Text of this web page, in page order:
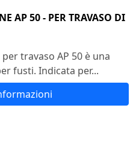
AP 50 - PER TRAVASO DI
travaso AP 50 è una
fusti. Indicata per...